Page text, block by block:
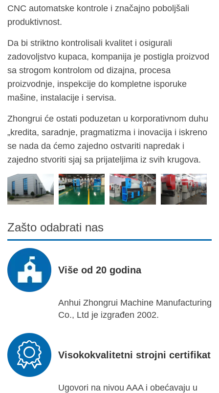
CNC automatske kontrole i značajno poboljšali
produktivnost.
Da bi striktno kontrolisali kvalitet i osigurali
zadovoljstvo kupaca, kompanija je postigla proizvod
sa strogom kontrolom od dizajna, procesa
proizvodnje, inspekcije do kompletne isporuke
mašine, instalacije i servisa.
Zhongrui će ostati poduzetan u korporativnom duhu
„kredita, saradnje, pragmatizma i inovacija i iskreno
se nada da ćemo zajedno ostvariti napredak i
zajedno stvoriti sjaj sa prijateljima iz svih krugova.
Zašto odabrati nas
Više od 20 godina
Anhui Zhongrui Machine Manufacturing
Co., Ltd je izgrađen 2002.
Visokokvalitetni strojni certifikat
Ugovori na nivou AAA i obećavaju u